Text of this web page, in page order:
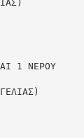
1 ΝΕΡΟΥ